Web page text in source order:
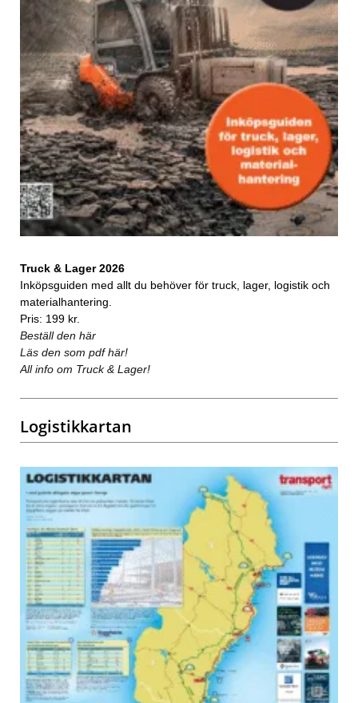
Truck & Lager 2026
Inköpsguiden med allt du behöver för truck, lager, logistik och
materialhantering.
Pris: 199 kr.
Beställ den här
Läs den som pdf här!
All info om Truck & Lager!
Logistikkartan